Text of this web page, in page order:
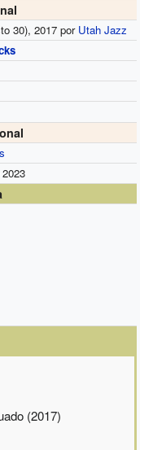
30), 2017 por Utah Jazz
(2017)